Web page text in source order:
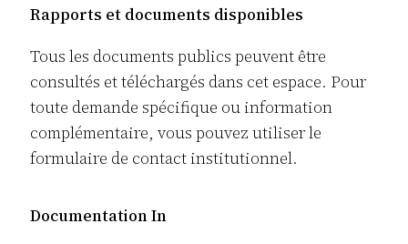
Rapports et documents disponibles
Tous les documents publics peuvent être
consultés et téléchargés dans cet espace. Pour
toute demande spécifique ou information
complémentaire, vous pouvez utiliser le
formulaire de contact institutionnel.
Documentation In